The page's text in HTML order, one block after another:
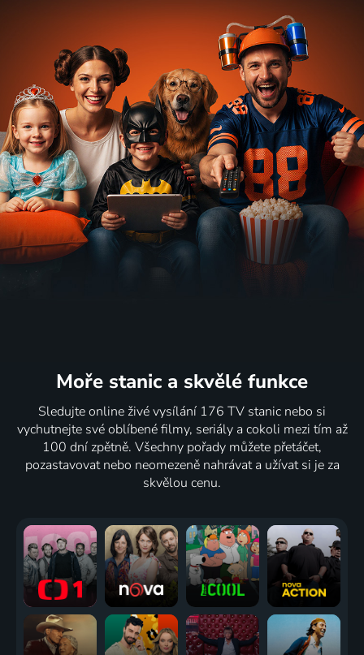
Moře stanic a skvělé funkce
Sledujte online živé vysílání 176 TV stanic nebo si
vychutnejte své oblíbené filmy, seriály a cokoli mezi tím až
100 dní zpětně. Všechny pořady můžete přetáčet,
pozastavovat nebo neomezeně nahrávat a užívat si je za
skvělou cenu.